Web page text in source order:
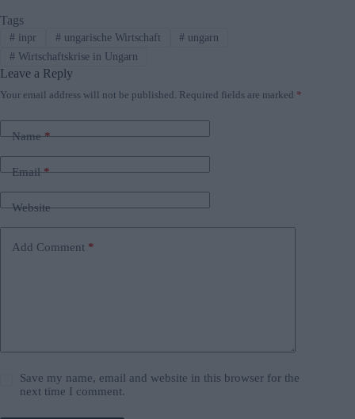
Tags
#inpr #ungarische Wirtschaft # ungarn
#Wirtschaftskrise in Ungarn
Leave a Reply
Your email address will not be published. Required fields are marked *
Name*
Email*
Website
Add Comment *
Save my name, email and website in this browser for the
next time I comment.